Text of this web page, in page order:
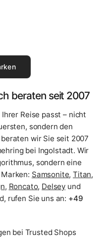
beraten seit 2007
Reise passt – nicht
sondern den
beraten wir Sie seit 2007
bei Ingolstadt. Wir
sondern eine
Samsonite,Titan,
, Roncato, Delsey und
rufen Sie uns an: +49
bei Trusted Shops